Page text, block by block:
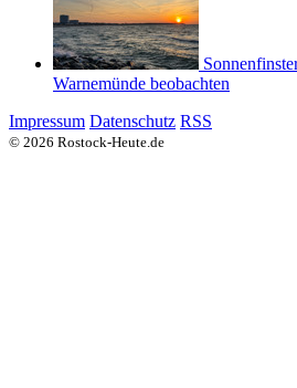
Warnemünde beobachten
Impressum Datenschutz RSS
© 2026 Rostock-Heute.de